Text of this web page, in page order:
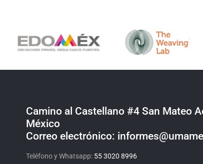
Camino al Castellano #4 San Mateo
México
Correo electrónico:
Teléfono y Whatsapp: 55 3020 8996